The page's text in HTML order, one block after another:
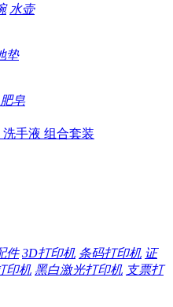
水壶
垫
肥皂
件 3D打印机 条码打印机 证
印机 黑白激光打印机 支票打